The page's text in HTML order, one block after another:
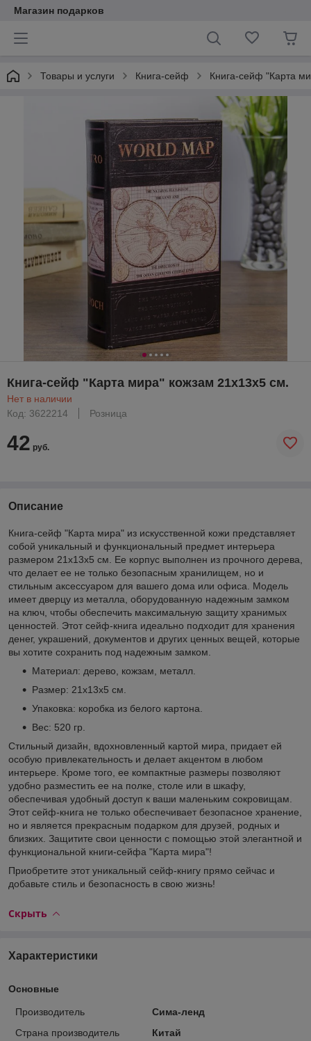
Магазин подарков
Товары и услуги Книга-сейф Книга-сейф "Карта
Книга-сейф "Карта мира" кожзам 21х13х5 см.
Нет в наличии
Код: 3622214
Розница
42 руб.
Описание
Книга-сейф "Карта мира" из искусственной кожи представляет
собой уникальный и функциональный предмет интерьера
размером 21х13х5 см. Ее корпус выполнен из прочного дерева,
что делает ее не только безопасным хранилищем, но и
стильным аксессуаром для вашего дома или офиса. Модель
имеет дверцу из металла, оборудованную надежным замком
на ключ, чтобы обеспечить максимальную защиту хранимых
ценностей. Этот сейф-книга идеально подходит для хранения
денег, украшений, документов и других ценных вещей, которые
вы хотите сохранить под надежным замком.
Материал: дерево, кожзам, металл.
Размер: 21х13х5 см.
Упаковка: коробка из белого картона.
Вес: 520 гр.
Стильный дизайн, вдохновленный картой мира, придает ей
особую привлекательность и делает акцентом в любом
интерьере. Кроме того, ее компактные размеры позволяют
удобно разместить ее на полке, столе или в шкафу,
обеспечивая удобный доступ к ваши маленьким сокровищам.
Этот сейф-книга не только обеспечивает безопасное хранение,
но и является прекрасным подарком для друзей, родных и
близких. Защитите свои ценности с помощью этой элегантной и
функциональной книги-сейфа "Карта мира"!
Приобретите этот уникальный сейф-книгу прямо сейчас и
добавьте стиль и безопасность в свою жизнь!
Скрыть
Характеристики
Основные
Производитель
Сима-ленд
Страна производитель
Китай